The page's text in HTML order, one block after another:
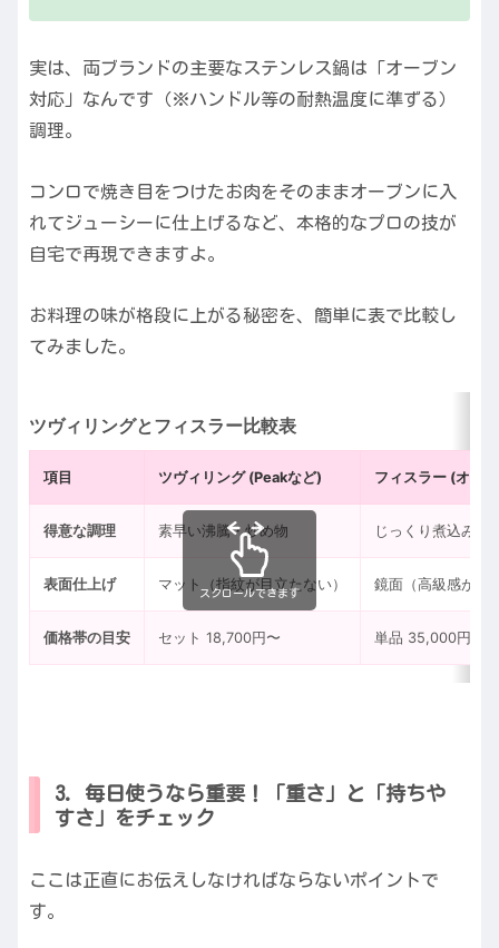
実は、両ブランドの主要なステンレス鍋は「オーブン
対応」なんです（※ハンドル等の耐熱温度に準ずる）
調理。
コンロで焼き目をつけたお肉をそのままオーブンに入
れてジューシーに仕上げるなど、本格的なプロの技が
自宅で再現できますよ。
お料理の味が格段に上がる秘密を、簡単に表で比較し
てみました。
ツヴィリングとフィスラー比較表
項目 ツヴィリング (Peakなど) フィスラー (オリ
得意な調理 素早い沸騰・炒め物 じっくり煮込み・
表面仕上げ マット（指紋が目立たない） 鏡面（高級感があ
価格帯の目安 セット 18,700円〜 単品 35,000円〜
スクロールできます
3. 毎日使うなら重要！「重さ」と「持ちや
すさ」をチェック
ここは正直にお伝えしなければならないポイントで
す。